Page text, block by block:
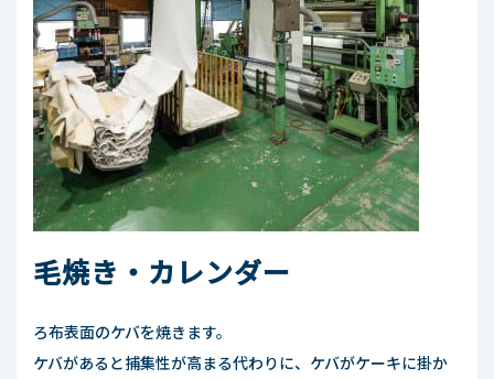
毛焼き・カレンダー
ろ布表面のケバを焼きます。
ケバがあると捕集性が高まる代わりに、ケバがケーキに掛か